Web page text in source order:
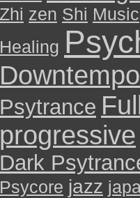
Zhi zen Shi Music
Healing
Downtempo
Psytrance
progressive
Dark
Psycore jazz